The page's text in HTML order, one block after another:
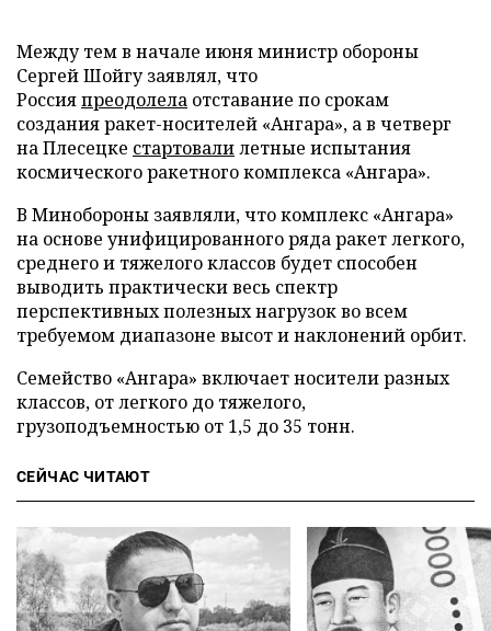
Между тем в начале июня министр обороны
Сергей Шойгу заявлял, что
Россияпреодолела отставание по срокам
создания ракет-носителей «Ангара», а в четверг
на Плесецке стартовалилетные испытания
космического ракетного комплекса «Ангара».
В Минобороны заявляли, что комплекс «Ангара»
на основе унифицированного ряда ракет легкого,
среднего и тяжелого классов будет способен
выводить практически весь спектр
перспективных полезных нагрузок во всем
требуемом диапазоне высот и наклонений орбит.
Семейство «Ангара» включает носители разных
классов, от легкого до тяжелого,
грузоподъемностью от 1,5 до 35 тонн.
СЕЙЧАС ЧИТАЮТ